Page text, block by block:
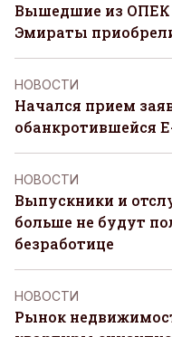
Вышедшие из ОПЕК
Эмираты
НОВОСТИ
Начался прием
обанкротившейся
НОВОСТИ
Выпускники и
больше не будут
безработице
НОВОСТИ
Рынок